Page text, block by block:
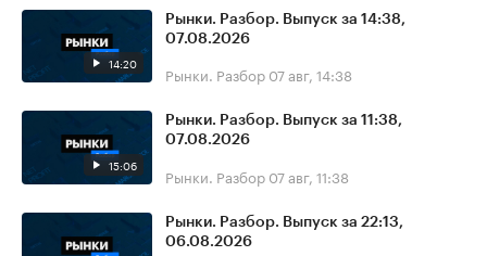
14:20
Рынки. Разбор. Выпуск за 14:38,
07.08.2026
Рынки. Разбор 07 авг, 14:38
15:06
Рынки. Разбор. Выпуск за 11:38,
07.08.2026
Рынки. Разбор 07 авг, 11:38
Рынки. Разбор. Выпуск за 22:13,
06.08.2026